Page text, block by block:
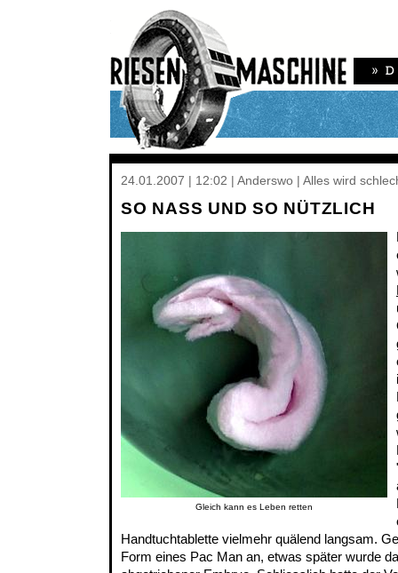
24.01.2007 | 12:02 | Anderswo | Alles wird
SO NASS UND SO NÜTZLICH
Gleich kann es Leben retten
Handtuchtablette vielmehr quälend langsam.
Form eines Pac Man an, etwas später wurde